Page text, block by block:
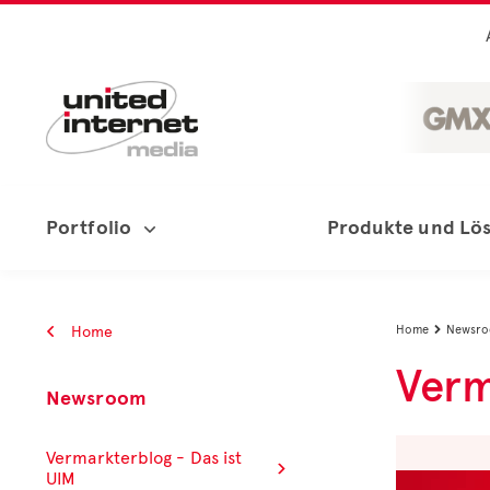
Portfolio Produkte und
Home
Newsroom
Vermarkterblog - Das ist
UIM
Home 